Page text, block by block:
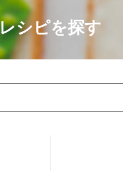
レシピを探す